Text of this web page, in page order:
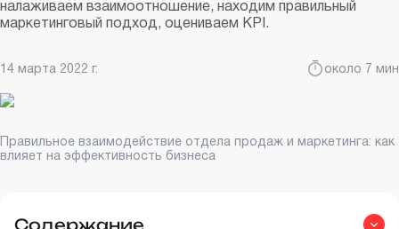
налаживаем взаимоотношение, находим правильный
маркетинговый подход, оцениваем KPI.
14 марта 2022 г. около 7 мин
Правильное взаимодействие отдела продаж и маркетинга: как
влияет на эффективность бизнеса
Содержание